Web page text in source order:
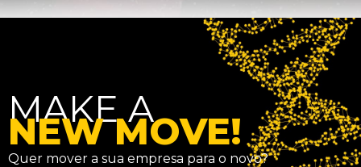
MAKE A
NEW MOVE!
Quer mover a sua empresa para o novo?